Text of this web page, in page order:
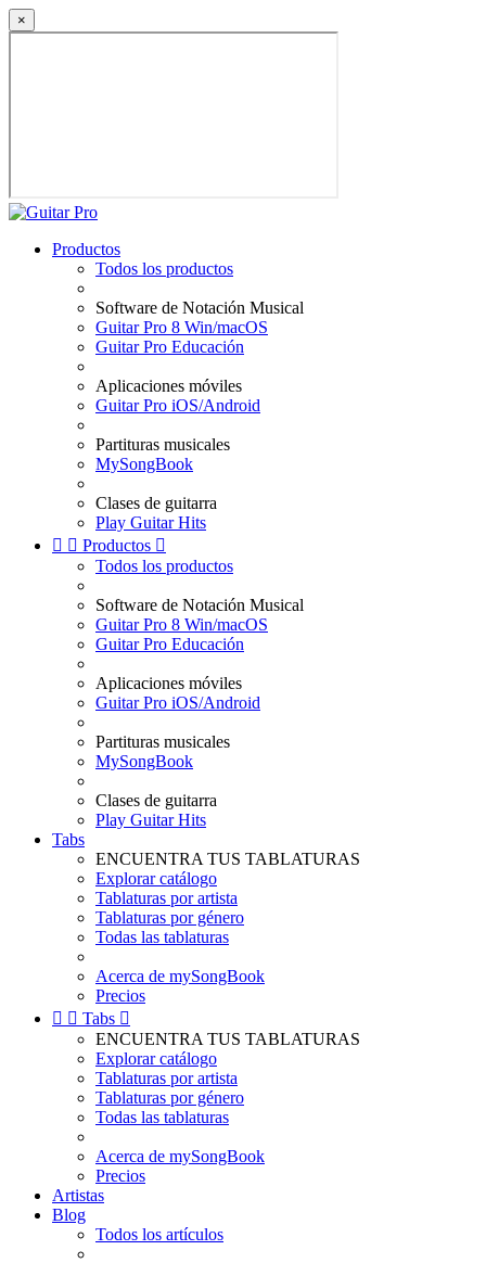
×
Productos
Todos los productos
Software de Notación Musical
Guitar Pro 8 Win/macOS
Guitar Pro Educación
Aplicaciones móviles
Guitar Pro iOS/Android
Partituras musicales
MySongBook
Clases de guitarra
Play Guitar Hits
  Productos 
Todos los productos
Software de Notación Musical
Guitar Pro 8 Win/macOS
Guitar Pro Educación
Aplicaciones móviles
Guitar Pro iOS/Android
Partituras musicales
MySongBook
Clases de guitarra
Play Guitar Hits
Tabs
ENCUENTRA TUS TABLATURAS
Explorar catálogo
Tablaturas por artista
Tablaturas por género
Todas las tablaturas
Acerca de mySongBook
Precios
  Tabs 
ENCUENTRA TUS TABLATURAS
Explorar catálogo
Tablaturas por artista
Tablaturas por género
Todas las tablaturas
Acerca de mySongBook
Precios
Artistas
Blog
Todos los artículos